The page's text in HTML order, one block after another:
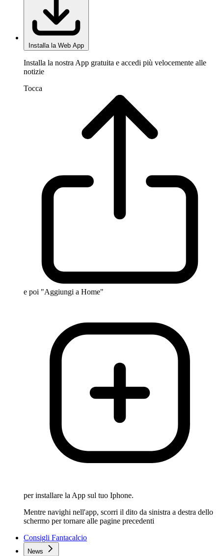
Installa la Web App
Installa la nostra App gratuita e accedi più velocemente alle
notizie
Tocca
e poi "Aggiungi a Home"
per installare la App sul tuo Iphone.
Mentre navighi nell'app, scorri il dito da sinistra a destra dello
schermo per tornare alle pagine precedenti
Consigli Fantacalcio
News